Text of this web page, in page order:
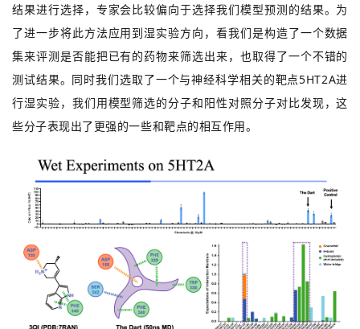
结果进行选择，专家会比较偏向于选择我们模型预测的结果。为
了进一步将此方法应用到湿实验方向，看我们是构造了一个数据
集来评测是否能把已有的药物来筛选出来，也取得了一个不错的
测试结果。同时我们选取了一个与神经科学相关的靶点5HT2A进
行湿实验，我们用模型筛选的分子和阳性对照分子对比发现，这
些分子表现出了更强的一些和靶点的相互作用。